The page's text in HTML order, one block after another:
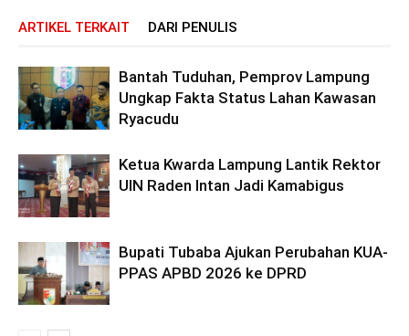
ARTIKEL TERKAIT DARI PENULIS
Bantah Tuduhan, Pemprov Lampung
Ungkap Fakta Status Lahan Kawasan
Ryacudu
Ketua Kwarda Lampung Lantik Rektor
UIN Raden Intan Jadi Kamabigus
Bupati Tubaba Ajukan Perubahan KUA-
PPAS APBD 2026 ke DPRD